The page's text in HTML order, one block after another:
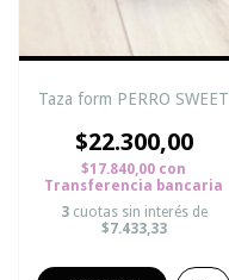
Taza form PERRO SWEET
$22.300,00
$17.840,00 con
Transferencia bancaria
3 cuotas sin interés de
$7.433,33